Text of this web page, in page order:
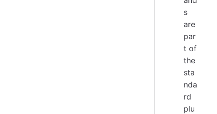
s
are
par
t of
the
sta
nda
rd
plu